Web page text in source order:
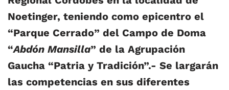
Noetinger, teniendo como epicentro el
“Parque Cerrado” del Campo de Doma
“Abdón Mansilla” de la Agrupación
Gaucha “Patria y Tradición”.- Se largarán
las competencias en sus diferentes